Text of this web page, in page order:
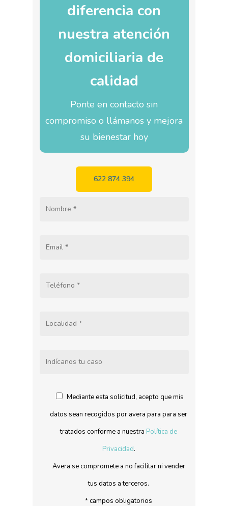
diferencia con
nuestra atención
domiciliaria de
calidad
Ponte en contacto sin
compromiso o llámanos y mejora
su bienestar hoy
622 874 394
Mediante esta solicitud, acepto que mis
datos sean recogidos por avera para para ser
tratados conforme a nuestra Política de
Privacidad.
Avera se compromete a no facilitar ni vender
tus datos a terceros.
* campos obligatorios